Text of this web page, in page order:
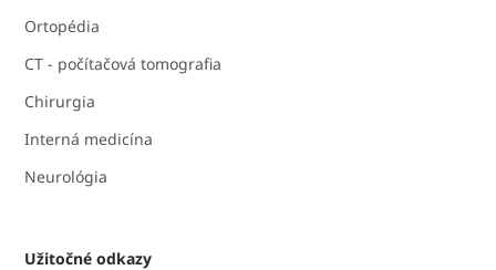
Ortopédia
CT - počítačová tomografia
Chirurgia
Interná medicína
Neurológia
Užitočné odkazy